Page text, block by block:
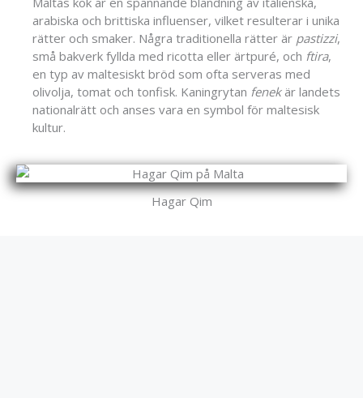
Hagar Qim
arabiska och brittiska influenser, vilket resulterar i unika
rätter och smaker. Några traditionella rätter är pastizzi,
små bakverk fyllda med ricotta eller ärtpuré, och ftira,
en typ av maltesiskt bröd som ofta serveras med
olivolja, tomat och tonfisk. Kaningrytan fenekär landets
nationalrätt och anses vara en symbol för maltesisk
kultur.